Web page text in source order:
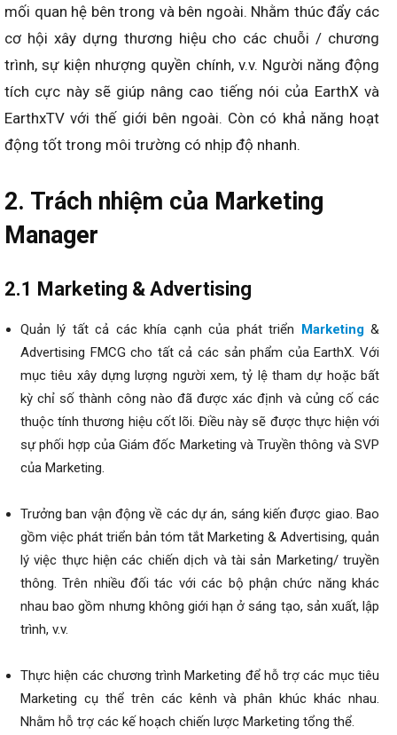
mối quan hệ bên trong và bên ngoài. Nhằm thúc đẩy các
cơ hội xây dựng thương hiệu cho các chuỗi / chương
trình, sự kiện nhượng quyền chính, v.v. Người năng động
tích cực này sẽ giúp nâng cao tiếng nói của EarthX và
EarthxTV với thế giới bên ngoài. Còn có khả năng hoạt
động tốt trong môi trường có nhịp độ nhanh.
2. Trách nhiệm của Marketing
Manager
2.1 Marketing & Advertising
Quản lý tất cả các khía cạnh của phát triển Marketing&
Advertising FMCG cho tất cả các sản phẩm của EarthX. Với
mục tiêu xây dựng lượng người xem, tỷ lệ tham dự hoặc bất
kỳ chỉ số thành công nào đã được xác định và củng cố các
thuộc tính thương hiệu cốt lõi. Điều này sẽ được thực hiện với
sự phối hợp của Giám đốc Marketing và Truyền thông và SVP
của Marketing.
Trưởng ban vận động về các dự án, sáng kiến ​​được giao. Bao
gồm việc phát triển bản tóm tắt Marketing & Advertising, quản
lý việc thực hiện các chiến dịch và tài sản Marketing/ truyền
thông. Trên nhiều đối tác với các bộ phận chức năng khác
nhau bao gồm nhưng không giới hạn ở sáng tạo, sản xuất, lập
trình, v.v.
Thực hiện các chương trình Marketing để hỗ trợ các mục tiêu
Marketing cụ thể trên các kênh và phân khúc khác nhau.
Nhằm hỗ trợ các kế hoạch chiến lược Marketing tổng thể.